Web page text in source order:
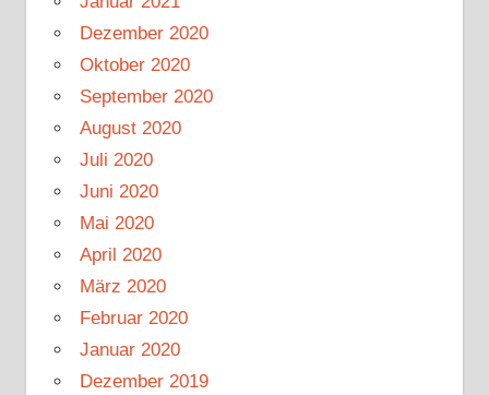
Dezember 2020
Oktober 2020
September 2020
August 2020
Juli 2020
Juni 2020
Mai 2020
April 2020
März 2020
Februar 2020
Januar 2020
Dezember 2019